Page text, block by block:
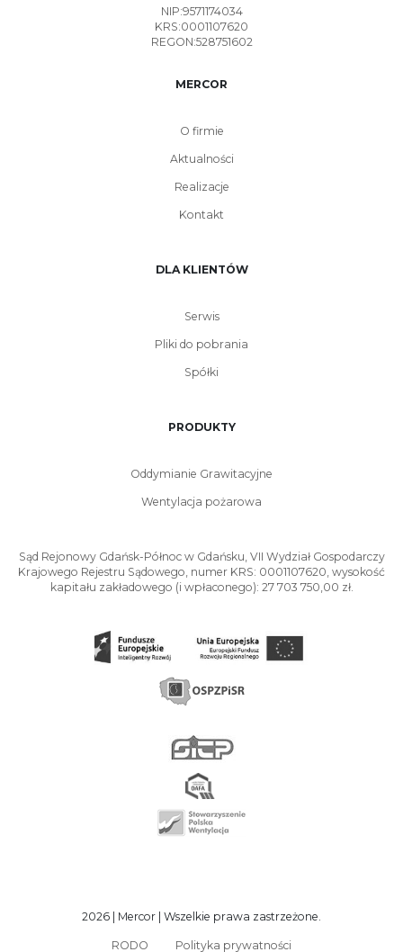
NIP:9571174034
KRS:0001107620
REGON:528751602
MERCOR
O firmie
Aktualności
Realizacje
Kontakt
DLA KLIENTÓW
Serwis
Pliki do pobrania
Spółki
PRODUKTY
Oddymianie Grawitacyjne
Wentylacja pożarowa
Sąd Rejonowy Gdańsk-Północ w Gdańsku, VII Wydział Gospodarczy
Krajowego Rejestru Sądowego, numer KRS: 0001107620, wysokość
kapitału zakładowego (i wpłaconego): 27 703 750,00 zł.
2026 | Mercor | Wszelkie prawa zastrzeżone.
RODO Polityka prywatności